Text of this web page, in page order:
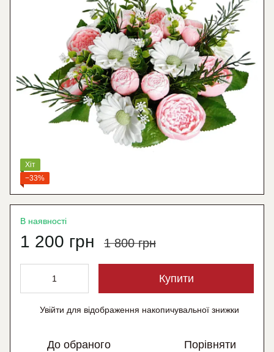
Хіт
−33%
В наявності
1 200 грн 1 800 грн
Купити
Увійти для відображення накопичувальної знижки
До обраного Порівняти